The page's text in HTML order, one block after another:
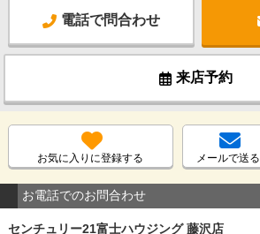
電話で問合わせ
来店予約
お気に入りに登録する メールで送る
お電話でのお問合わせ
センチュリー21富士ハウジング 藤沢店